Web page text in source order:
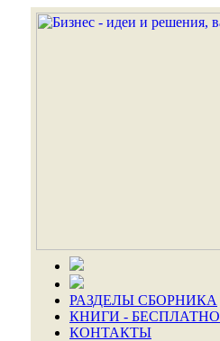
РАЗДЕЛЫ СБОРНИКА
КНИГИ - БЕСПЛАТНО
КОНТАКТЫ